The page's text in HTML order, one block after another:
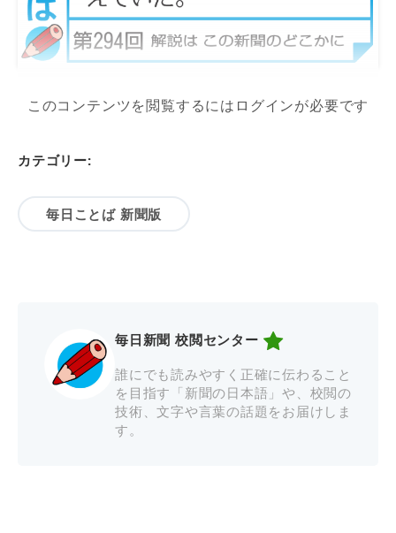
このコンテンツを閲覧するにはログインが必要です
カテゴリー:
毎日ことば 新聞版
毎日新聞 校閲センター
誰にでも読みやすく正確に伝わること
を目指す「新聞の日本語」や、校閲の
技術、文字や言葉の話題をお届けしま
す。